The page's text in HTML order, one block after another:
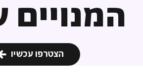
המנויים
הצטרפו עכשיו